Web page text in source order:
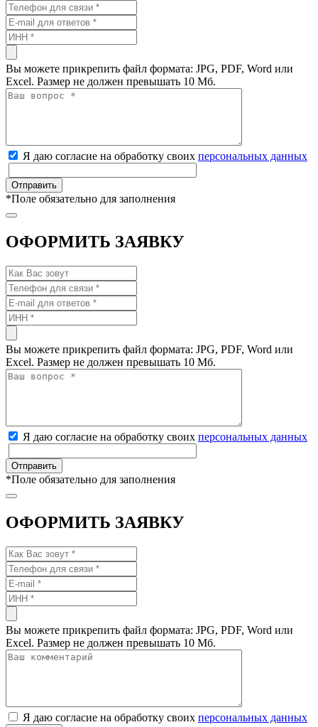
Вы можете прикрепить файл формата: JPG, PDF, Word или
Excel. Размер не должен превышать 10 Мб.
Я даю согласие на обработку своих персональных данных
*Поле обязательно для заполнения
ОФОРМИТЬ ЗАЯВКУ
Вы можете прикрепить файл формата: JPG, PDF, Word или
Excel. Размер не должен превышать 10 Мб.
Я даю согласие на обработку своих персональных данных
*Поле обязательно для заполнения
ОФОРМИТЬ ЗАЯВКУ
Вы можете прикрепить файл формата: JPG, PDF, Word или
Excel. Размер не должен превышать 10 Мб.
Я даю согласие на обработку своих персональных данных